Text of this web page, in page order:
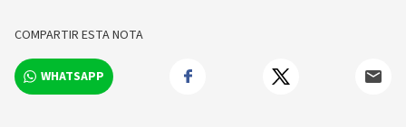
COMPARTIR ESTA NOTA
WHATSAPP